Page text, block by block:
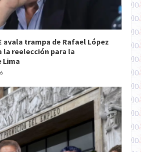
avala trampa de Rafael López
la reelección para la
Lima